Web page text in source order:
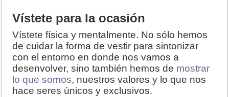
Vístete para la ocasión
Vístete física y mentalmente. No sólo hemos
de cuidar la forma de vestir para sintonizar
con el entorno en donde nos vamos a
desenvolver, sino también hemos de mostrar
lo que somos, nuestros valores y lo que nos
hace seres únicos y exclusivos.